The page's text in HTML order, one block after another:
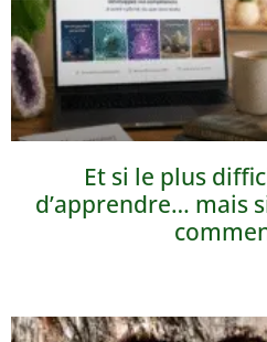
Et si le plus
d’apprendre… mais